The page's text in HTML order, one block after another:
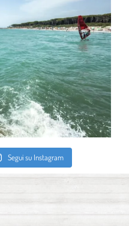
Segui su Instagram